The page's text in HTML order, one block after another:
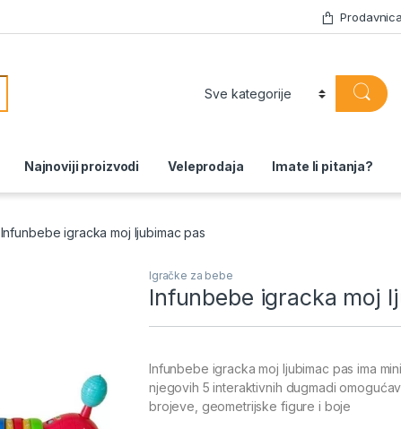
Prodavnica
Najnoviji proizvodi Veleprodaja Imate li pitanja?
Infunbebe igracka moj ljubimac pas
Igračke za bebe
Infunbebe igracka moj
Infunbebe igracka moj ljubimac pas ima
njegovih 5 interaktivnih dugmadi
brojeve, geometrijske figure i boje